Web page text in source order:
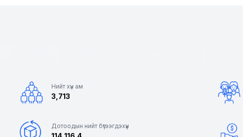
Нийт хүн ам
3,713
Дотоодын нийт бүтээгдэхүүн